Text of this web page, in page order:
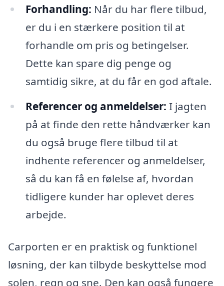
Forhandling: Når du har flere tilbud,
er du i en stærkere position til at
forhandle om pris og betingelser.
Dette kan spare dig penge og
samtidig sikre, at du får en god aftale.
Referencer og anmeldelser: I jagten
på at finde den rette håndværker kan
du også bruge flere tilbud til at
indhente referencer og anmeldelser,
så du kan få en følelse af, hvordan
tidligere kunder har oplevet deres
arbejde.
Carporten er en praktisk og funktionel
løsning, der kan tilbyde beskyttelse mod
solen, regn og sne. Den kan også fungere